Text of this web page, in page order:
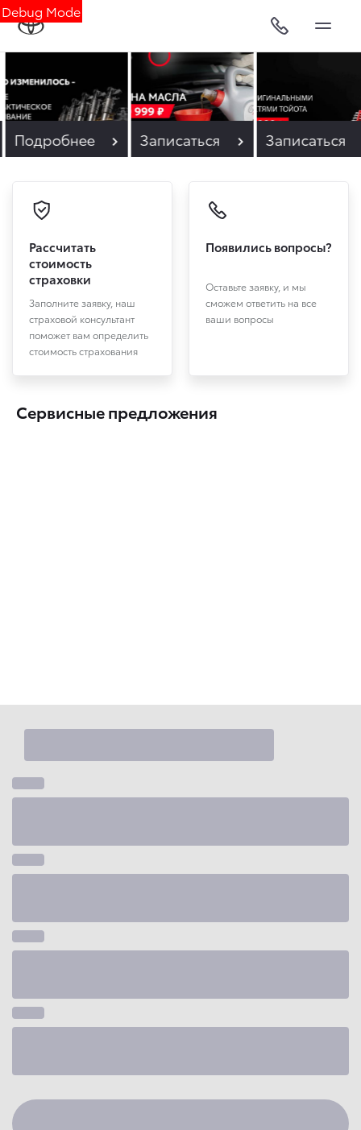
Debug Mode
Подробнее Записаться Записаться
Рассчитать
стоимость
страховки
Заполните заявку, наш
страховой консультант
поможет вам определить
стоимость страхования
Появились вопросы?
Оставьте заявку, и мы
сможем ответить на все
ваши вопросы
Сервисные предложения